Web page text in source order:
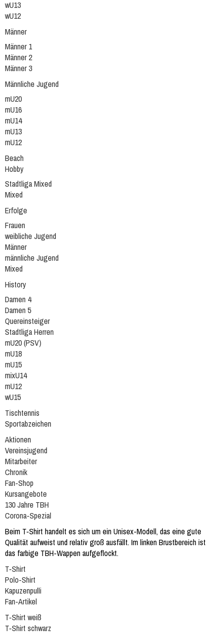
wU13
wU12
Männer
Männer 1
Männer 2
Männer 3
Männliche Jugend
mU20
mU16
mU14
mU13
mU12
Beach
Hobby
Stadtliga Mixed
Mixed
Erfolge
Frauen
weibliche Jugend
Männer
männliche Jugend
Mixed
History
Damen 4
Damen 5
Quereinsteiger
Stadtliga Herren
mU20 (PSV)
mU18
mU15
mixU14
mU12
wU15
Tischtennis
Sportabzeichen
Aktionen
Vereinsjugend
Mitarbeiter
Chronik
Fan-Shop
Kursangebote
130 Jahre TBH
Corona-Spezial
Beim T-Shirt handelt es sich um ein Unisex-Modell, das eine gute
Qualität aufweist und relativ groß ausfällt. Im linken Brustbereich ist
das farbige TBH-Wappen aufgeflockt.
T-Shirt
Polo-Shirt
Kapuzenpulli
Fan-Artikel
T-Shirt weiß
T-Shirt schwarz